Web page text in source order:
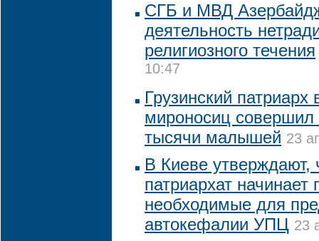
СГБ и МВД
деятельность
религиозного течения
10:47
Грузинский
мироносиц
тысячи малышей 23
В Киеве утверждают,
патриархат начинает
необходимые для
автокефалии УПЦ 23